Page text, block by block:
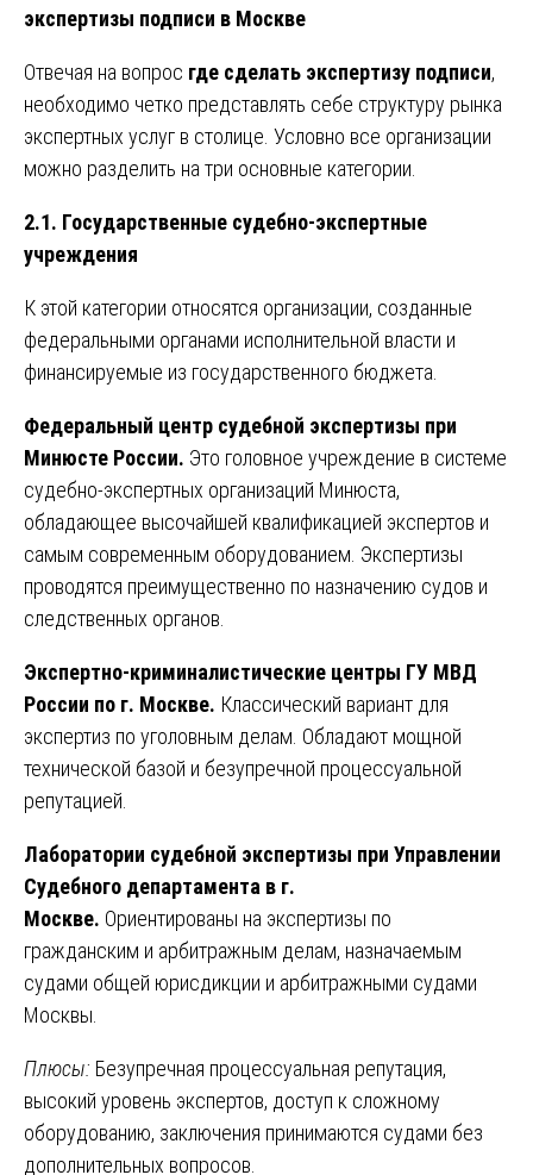
экспертизы подписи в Москве
Отвечая на вопрос где сделать экспертизу подписи,
необходимо четко представлять себе структуру рынка
экспертных услуг в столице. Условно все организации
можно разделить на три основные категории.
2.1. Государственные судебно-экспертные
учреждения
К этой категории относятся организации, созданные
федеральными органами исполнительной власти и
финансируемые из государственного бюджета.
Федеральный центр судебной экспертизы при
Минюсте России. Это головное учреждение в системе
судебно-экспертных организаций Минюста,
обладающее высочайшей квалификацией экспертов и
самым современным оборудованием. Экспертизы
проводятся преимущественно по назначению судов и
следственных органов.
Экспертно-криминалистические центры ГУ МВД
России по г. Москве. Классический вариант для
экспертиз по уголовным делам. Обладают мощной
технической базой и безупречной процессуальной
репутацией.
Лаборатории судебной экспертизы при Управлении
Судебного департамента в г.
Москве. Ориентированы на экспертизы по
гражданским и арбитражным делам, назначаемым
судами общей юрисдикции и арбитражными судами
Москвы.
Плюсы: Безупречная процессуальная репутация,
высокий уровень экспертов, доступ к сложному
оборудованию, заключения принимаются судами без
дополнительных вопросов.